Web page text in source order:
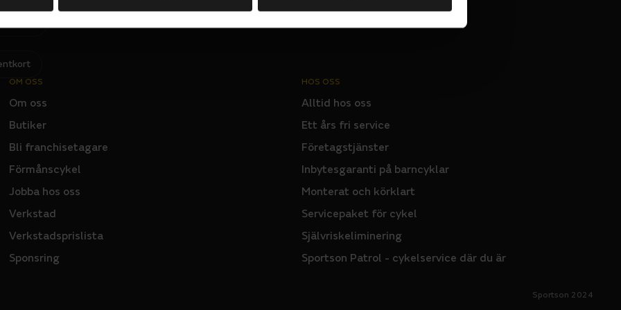
N
U
OM OSS
Om oss
Butiker
Bli franchisetagare
Förmånscykel
Jobba hos oss
Verkstad
Verkstadsprislista
Sponsring
HOS OSS
Alltid hos oss
Ett års fri service
Företagstjänster
Inbytesgaranti på barncyklar
Monterat och körklart
Servicepaket för cykel
Självriskeliminering
Sportson Patrol - cykelservice där du är
Sportson 2024